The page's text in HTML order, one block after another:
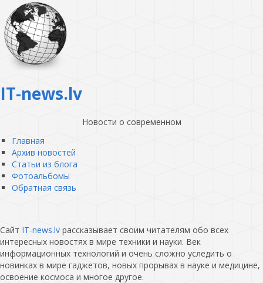
IT-news.lv
Новости о современном
Главная
Архив новостей
Статьи из блога
Фотоальбомы
Обратная связь
Сайт IT-news.lv рассказывает своим читателям обо всех
интересных новостях в мире техники и науки. Век
информационных технологий и очень сложно уследить о
новинках в мире гаджетов, новых прорывах в науке и медицине,
освоение космоса и многое другое.